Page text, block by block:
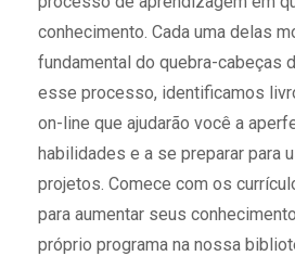
conhecimento. Cada uma delas
fundamental do quebra-cabeças
esse processo, identificamos
on-line que ajudarão você a
habilidades e a se preparar para
projetos. Comece com os
para aumentar seus
próprio programa na nossa